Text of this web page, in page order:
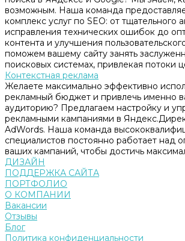
возможным. Наша команда
комплекс услуг по SEO: от тщательного
исправления технических ошибок до
контента и улучшения
поможем вашему сайту занять
поисковых системах, привлекая потоки
Контекстная реклама
Желаете максимально эффективно
рекламный бюджет и привлечь именно
аудиторию? Предлагаем настройку и
рекламными кампаниями в
AdWords. Наша команда
специалистов постоянно работает над
ваших кампаний, чтобы достичь
ДИЗАЙН
ПОДДЕРЖКА САЙТА
ПОРТФОЛИО
О КОМПАНИИ
Вакансии
Отзывы
Блог
Политика конфиденциальности